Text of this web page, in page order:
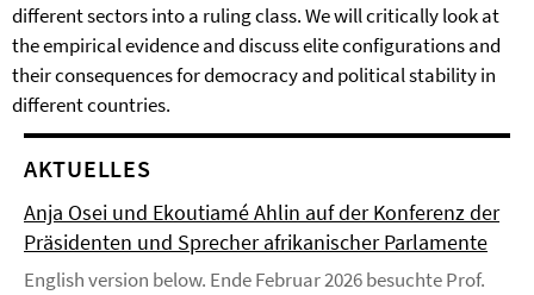
different sectors into a ruling class. We will critically look at
the empirical evidence and discuss elite configurations and
their consequences for democracy and political stability in
different countries.
AKTUELLES
Anja Osei und Ekoutiamé Ahlin auf der Konferenz der
Präsidenten und Sprecher afrikanischer Parlamente
English version below. Ende Februar 2026 besuchte Prof.